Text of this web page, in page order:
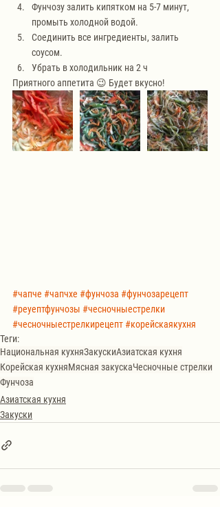
Фунчозу залить кипятком на 5-7 минут,
промыть холодной водой.
Соединить все ингредиенты, залить
соусом.
Убрать в холодильник на 2 ч
Приятного аппетита 😉 Будет вкусно!
#чапче #чапчхе #фунчоза #фунчозарецепт
#реуептфунчозы #чесночныестрелки
#чесночныестрелкирецепт#корейскаякухня
Теги:
Национальная кухняЗакускиАзиатская кухня
Корейская кухняМясная закускаЧесночные стрелки
Фунчоза
Азиатская кухня
Закуски